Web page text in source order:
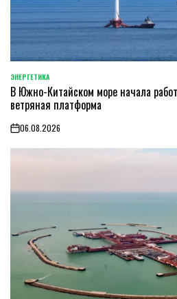
POSTED
IN
ЭНЕРГЕТИКА
В Южно-Китайском море начала
ветряная платформа
on06.08.2026